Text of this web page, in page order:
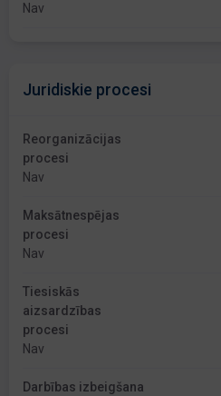
Nav
Juridiskie procesi
Reorganizācijas
procesi
Nav
Maksātnespējas
procesi
Nav
Tiesiskās
aizsardzības
procesi
Nav
Darbības izbeigšana